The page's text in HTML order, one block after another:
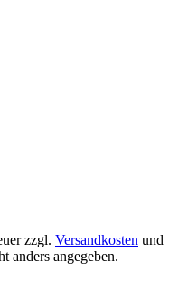
zzgl. Versandkosten und
anders angegeben.